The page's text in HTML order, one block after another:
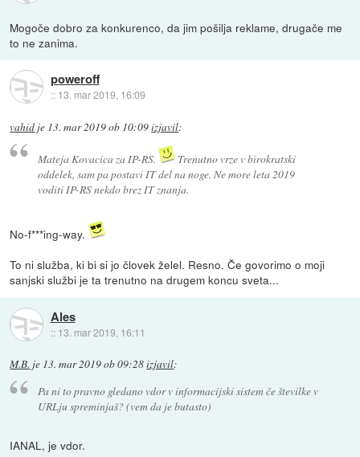
Mogoče dobro za konkurenco, da jim pošilja reklame, drugače me
to ne zanima.
poweroff
:: 13. mar 2019, 16:09
vahid je 13. mar 2019 ob 10:09izjavil:
Mateja Kovacica za IP-RS.
Trenutno vrze v birokratski
oddelek, sam pa postavi IT del na noge. Ne more leta 2019
voditi IP-RS nekdo brez IT znanja.
No-f***ing-way.
To ni služba, ki bi si jo človek želel. Resno. Če govorimo o moji
sanjski službi je ta trenutno na drugem koncu sveta...
Ales
:: 13. mar 2019, 16:11
M.B. je 13. mar 2019 ob 09:28izjavil:
Pa ni to pravno gledano vdor v informacijski sistem če številke v
URLju spreminjaš? (vem da je butasto)
IANAL, je vdor.